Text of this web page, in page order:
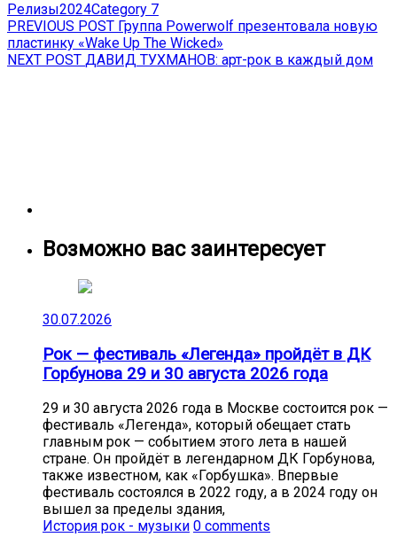
Релизы2024Category 7
Навигация
по
PREVIOUS POST Previous
post:
Группа Powerwolf презентовала новую
пластинку «Wake Up The Wicked»
NEXT POST Next
ДАВИД ТУХМАНОВ: арт-рок в каждый дом
Возможно вас заинтересует
30.07.2026
Рок — фестиваль «Легенда» пройдёт в ДК
Горбунова 29 и 30 августа 2026 года
29 и 30 августа 2026 года в Москве состоится рок —
фестиваль «Легенда», который обещает стать
главным рок — событием этого лета в нашей
стране. Он пройдёт в легендарном ДК Горбунова,
также известном, как «Горбушка». Впервые
фестиваль состоялся в 2022 году, а в 2024 году он
вышел за пределы здания,
История рок - музыки 0 comments